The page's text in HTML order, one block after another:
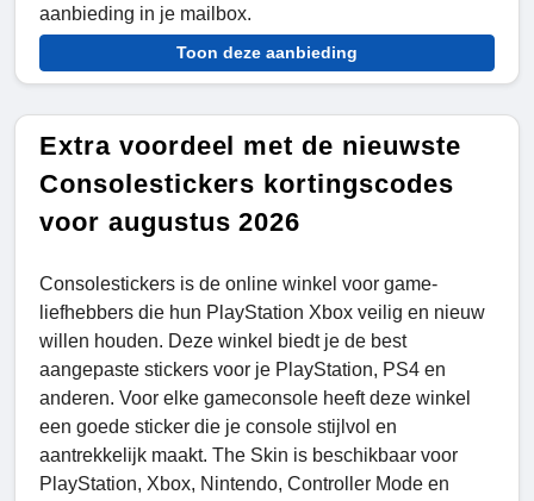
aanbieding in je mailbox.
Toon deze aanbieding
Extra voordeel met de nieuwste
Consolestickers kortingscodes
voor augustus 2026
Consolestickers is de online winkel voor game-
liefhebbers die hun PlayStation Xbox veilig en nieuw
willen houden. Deze winkel biedt je de best
aangepaste stickers voor je PlayStation, PS4 en
anderen. Voor elke gameconsole heeft deze winkel
een goede sticker die je console stijlvol en
aantrekkelijk maakt. The Skin is beschikbaar voor
PlayStation, Xbox, Nintendo, Controller Mode en